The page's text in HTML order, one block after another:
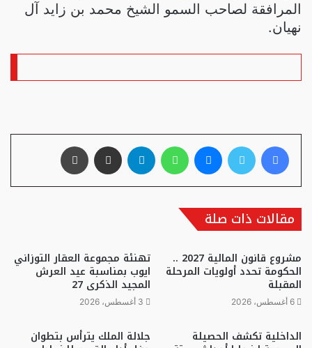
المرافقة لصاحب السمو الشيخ محمد بن زايد آل
نهيان.
فيسبوك تويتر ماسنجر واتساب تيلقرام مشاركة عبر البريد
مقالات ذات صلة
مشروع قانون المالية 2027 ..
الحكومة تحدد أولويات المرحلة
المقبلة
6 أغسطس، 2026
تهنئة مجموعة العقار التوزاني
ايوب بمناسبة عيد العرش
المجيد الذكرى 27
3 أغسطس، 2026
الداخلية تكشف الحصيلة جلالة الملك يترأس بتطوان